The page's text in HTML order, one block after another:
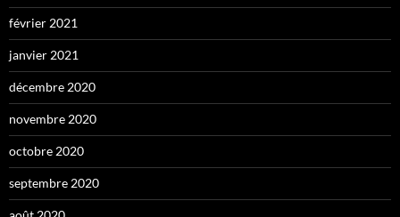
février 2021
janvier 2021
décembre 2020
novembre 2020
octobre 2020
septembre 2020